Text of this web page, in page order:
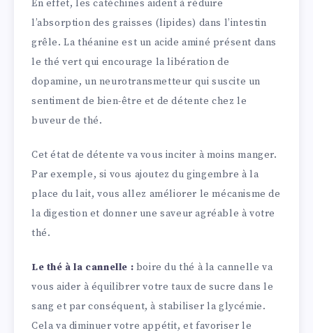
En effet, les catéchines aident à réduire
l’absorption des graisses (lipides) dans l’intestin
grêle. La théanine est un acide aminé présent dans
le thé vert qui encourage la libération de
dopamine, un neurotransmetteur qui suscite un
sentiment de bien-être et de détente chez le
buveur de thé.
Cet état de détente va vous inciter à moins manger.
Par exemple, si vous ajoutez du gingembre à la
place du lait, vous allez améliorer le mécanisme de
la digestion et donner une saveur agréable à votre
thé.
Le thé à la cannelle : boire du thé à la cannelle va
vous aider à équilibrer votre taux de sucre dans le
sang et par conséquent, à stabiliser la glycémie.
Cela va diminuer votre appétit, et favoriser le